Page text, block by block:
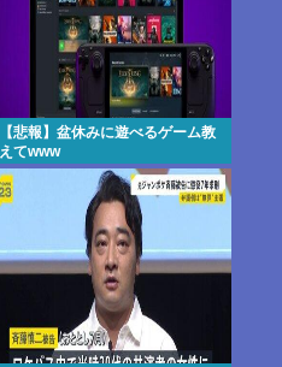
【悲報】盆休みに遊べるゲーム教
えてwww